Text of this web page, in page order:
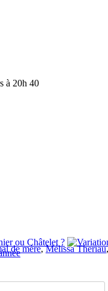
à 20h 40
de mère,Mélissa Theriau